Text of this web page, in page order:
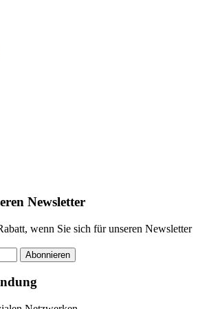
Newsletter
wenn Sie sich für unseren Newsletter
Abonnieren